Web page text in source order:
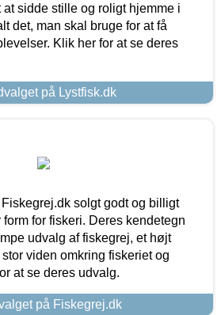
sidde stille og roligt hjemme i
det, man skal bruge for at få
Klik her for at se deres
på Lystfisk.dk
Fiskegrej.dk solgt godt og billigt
for fiskeri. Deres kendetegn
udvalg af fiskegrej, et højt
viden omkring fiskeriet og
at se deres udvalg.
på Fiskegrej.dk